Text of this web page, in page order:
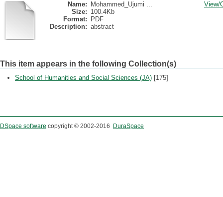
Name:
Mohammed_Ujumi ...
Size: 100.4Kb
Format:
PDF
Description: abstract
View/
This item appears in the following Collection(s)
School of Humanities and Social Sciences (JA) [175]
DSpace software copyright © 2002-2016 DuraSpace